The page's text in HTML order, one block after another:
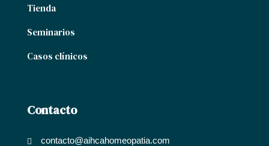
Tienda
Seminarios
Casos clínicos
Contacto
contacto@aihcahomeopatia.com